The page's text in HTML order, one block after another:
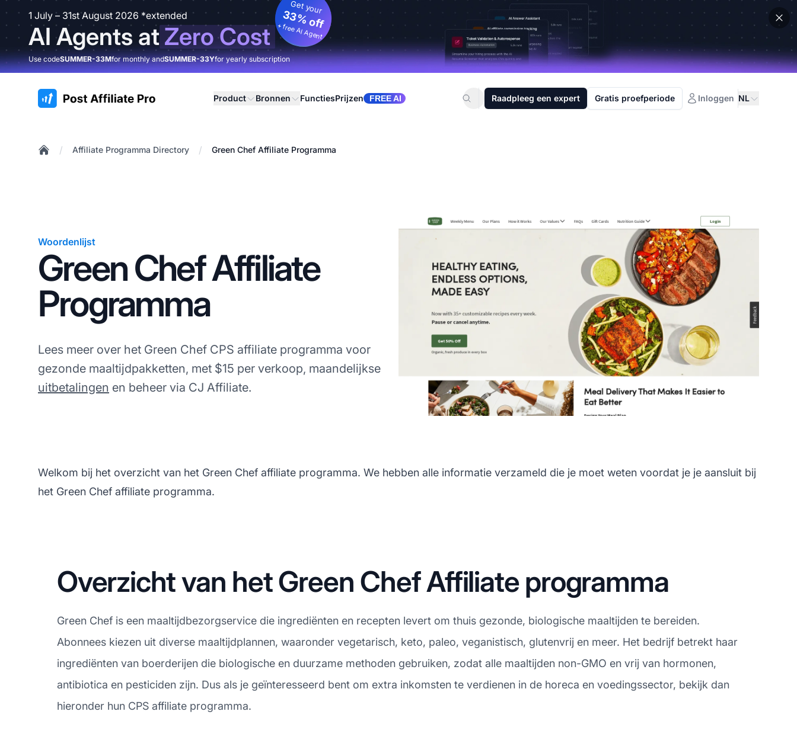
1 July – 31st August 2026 *extended
AI Agents atZero Cost
Get your
33% off
+ free AI Agent
Use codeSUMMER-33Mfor monthly andSUMMER-33Yfor yearly subscription
:site.title Product Bronnen FunctiesPrijzen FREE AI Raadpleeg een expert Gratis proefperiode Inloggen NL
/ Affiliate Programma Directory / Green Chef Affiliate Programma
Woordenlijst
Green Chef Affiliate
Programma
Lees meer over het Green Chef CPS affiliate programma voor
gezonde maaltijdpakketten, met $15 per verkoop, maandelijkse
uitbetalingen en beheer via CJ Affiliate.
Welkom bij het overzicht van het Green Chef affiliate programma. We hebben alle informatie verzameld die je moet weten voordat je je aansluit bij
het Green Chef affiliate programma.
Overzicht van het Green Chef Affiliate programma
Green Chef is een maaltijdbezorgservice die ingrediënten en recepten levert om thuis gezonde, biologische maaltijden te bereiden.
Abonnees kiezen uit diverse maaltijdplannen, waaronder vegetarisch, keto, paleo, veganistisch, glutenvrij en meer. Het bedrijf betrekt haar
ingrediënten van boerderijen die biologische en duurzame methoden gebruiken, zodat alle maaltijden non-GMO en vrij van hormonen,
antibiotica en pesticiden zijn. Dus als je geïnteresseerd bent om extra inkomsten te verdienen in de horeca en voedingssector, bekijk dan
hieronder hun CPS affiliate programma.